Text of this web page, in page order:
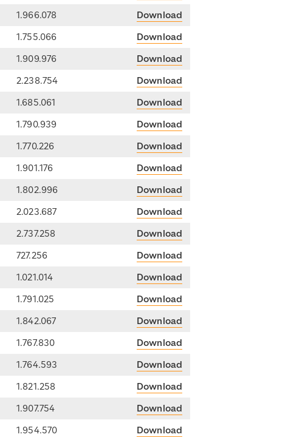
1.966.078
Download
1.755.066
Download
1.909.976
Download
2.238.754
Download
1.685.061
Download
1.790.939
Download
1.770.226
Download
1.901.176
Download
1.802.996
Download
2.023.687
Download
2.737.258
Download
727.256
Download
1.021.014
Download
1.791.025
Download
1.842.067
Download
1.767.830
Download
1.764.593
Download
1.821.258
Download
1.907.754
Download
1.954.570
Download